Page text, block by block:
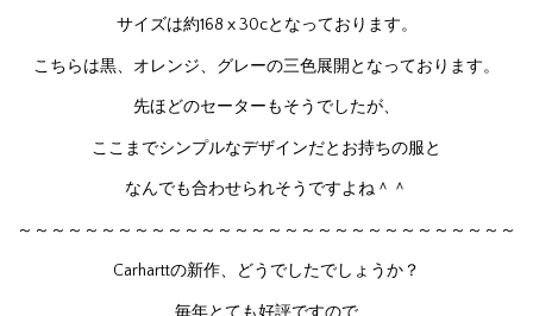
サイズは約168 x 30cとなっております。
こちらは黒、オレンジ、グレーの三色展開となっております。
先ほどのセーターもそうでしたが、
ここまでシンプルなデザインだとお持ちの服と
なんでも合わせられそうですよね＾＾
～～～～～～～～～～～～～～～～～～～～～～～～～～～～～～
Carharttの新作、どうでしたでしょうか？
毎年とても好評ですので